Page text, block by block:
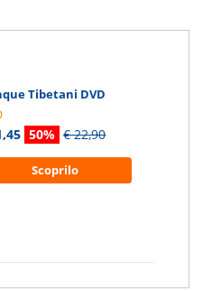
Tibetani DVD
50% € 22,90
Scoprilo